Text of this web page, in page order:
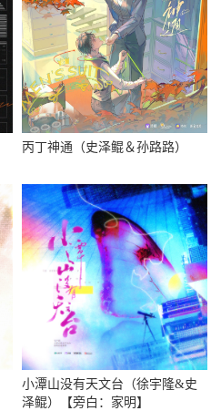
丙丁神通（史泽鲲＆孙路路）
小潭山没有天文台（徐宇隆&史
泽鲲）【旁白：家明】